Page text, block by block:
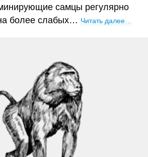
самцы регулярно
более слабых… Читать далее…